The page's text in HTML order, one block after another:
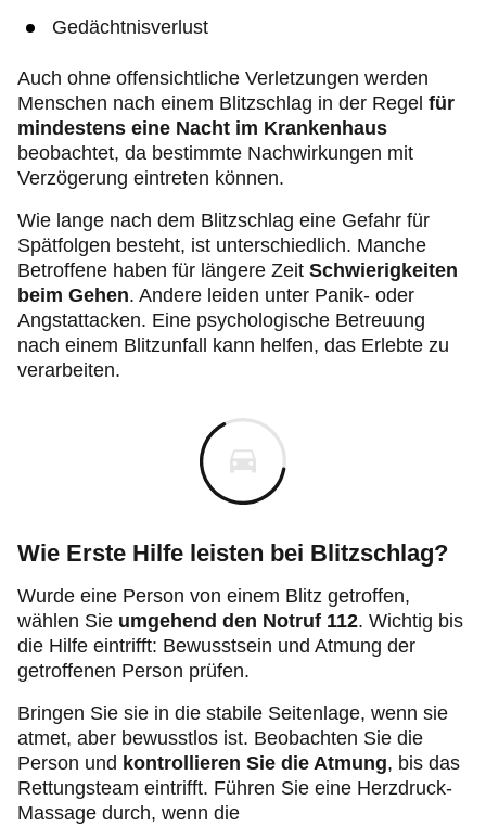
Gedächtnisverlust
Auch ohne offensichtliche Verletzungen werden
Menschen nach einem Blitzschlag in der Regel für
mindestens eine Nacht im Krankenhaus
beobachtet, da bestimmte Nachwirkungen mit
Verzögerung eintreten können.
Wie lange nach dem Blitzschlag eine Gefahr für
Spätfolgen besteht, ist unterschiedlich. Manche
Betroffene haben für längere Zeit Schwierigkeiten
beim Gehen. Andere leiden unter Panik- oder
Angstattacken. Eine psychologische Betreuung
nach einem Blitzunfall kann helfen, das Erlebte zu
verarbeiten.
Wie Erste Hilfe leisten bei Blitzschlag?
Wurde eine Person von einem Blitz getroffen,
wählen Sie umgehend den Notruf 112. Wichtig bis
die Hilfe eintrifft: Bewusstsein und Atmung der
getroffenen Person prüfen.
Bringen Sie sie in die stabile Seitenlage, wenn sie
atmet, aber bewusstlos ist. Beobachten Sie die
Person und kontrollieren Sie die Atmung, bis das
Rettungsteam eintrifft. Führen Sie eine Herzdruck-
Massage durch, wenn die